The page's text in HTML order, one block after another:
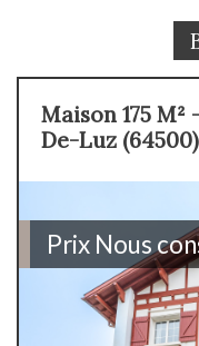
Maison 175
De-Luz (64500)
Prix Nous